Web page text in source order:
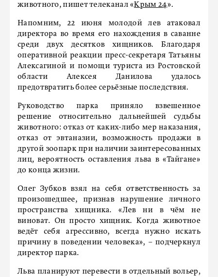
животного, пишет телеканал «Крым 24».
Напомним, 22 июня молодой лев атаковал
директора во время его нахождения в саванне
среди двух десятков хищников. Благодаря
оперативной реакции пресс-секретаря Татьяны
Алексагиной и помощи туриста из Ростовской
области Алексея Данилова удалось
предотвратить более серьёзные последствия.
Руководство парка приняло взвешенное
решение относительно дальнейшей судьбы
животного: отказ от каких-либо мер наказания,
отказ от эвтаназии, возможность продажи в
другой зоопарк при наличии заинтересованных
лиц, вероятность оставления льва в «Тайгане»
до конца жизни.
Олег Зубков взял на себя ответственность за
произошедшее, признав нарушение личного
пространства хищника. «Лев ни в чём не
виноват. Он просто хищник. Когда животное
ведёт себя агрессивно, всегда нужно искать
причину в поведении человека», – подчеркнул
директор парка.
Льва планируют перевести в отдельный вольер,